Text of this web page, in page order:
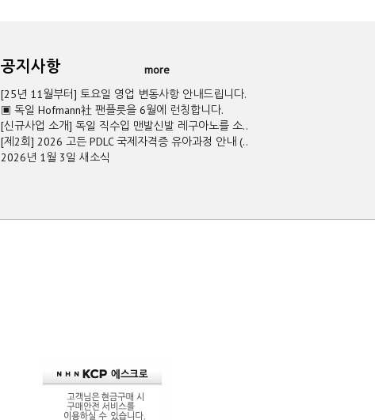
공지사항
more
[25년 11월부터] 토요일 영업 변동사항 안내드립니다.
▣ 독일 Hofmann社 팬플릇을 6월에 런칭합니다.
[신규사업 소개] 독일 직수입 맨발신발 레구아노를 소..
[제2회] 2026 고든 PDLC 국제자격증 유아과정 안내 (..
2026년 1월 3일 새소식